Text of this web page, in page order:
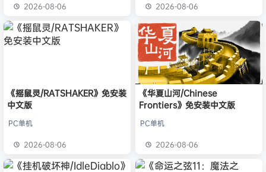
2026-08-06 2026-08-06
《摇鼠灵/RATSHAKER》免安装
中文版
PC单机
2026-08-06
《华夏山河/Chinese
Frontiers》免安装中文版
PC单机
2026-08-06